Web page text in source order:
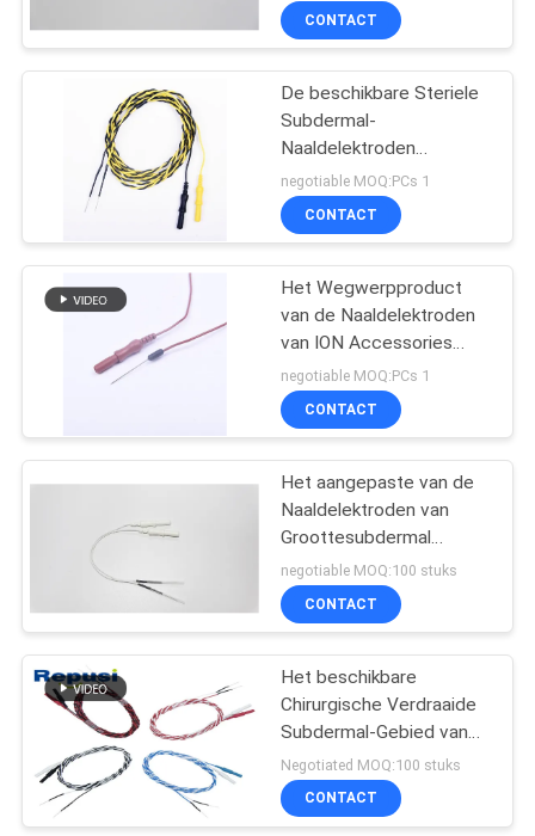
PRIVACY
POLICY
CONTACT
De beschikbare Steriele
Subdermal-
Naaldelektroden
verdraaiden Veelkleurig
negotiable MOQ:PCs 1
CONTACT
Het Wegwerpproduct
van de Naaldelektroden
van ION Accessories
Stainless Steel Single
Subdermal
negotiable MOQ:PCs 1
CONTACT
Het aangepaste van de
Naaldelektroden van
Groottesubdermal
Medische
Wegwerpproduct
negotiable MOQ:100 stuks
CONTACT
Het beschikbare
Chirurgische Verdraaide
Subdermal-Gebied van
Naaldelektroden IOM
Negotiated MOQ:100 stuks
CONTACT